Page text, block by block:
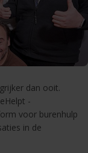
dan ooit.
-
voor burenhulp
in de